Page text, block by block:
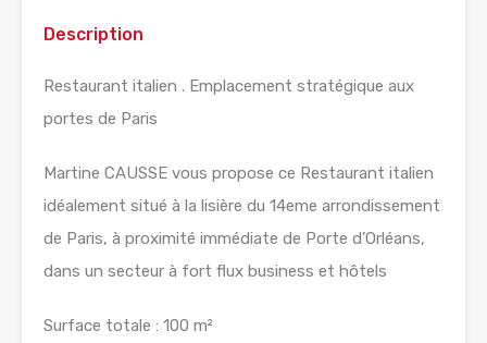
Description
Restaurant italien . Emplacement stratégique aux
portes de Paris
Martine CAUSSE vous propose ce Restaurant italien
idéalement situé à la lisière du 14eme arrondissement
de Paris, à proximité immédiate de Porte d’Orléans,
dans un secteur à fort flux business et hôtels
Surface totale : 100 m²